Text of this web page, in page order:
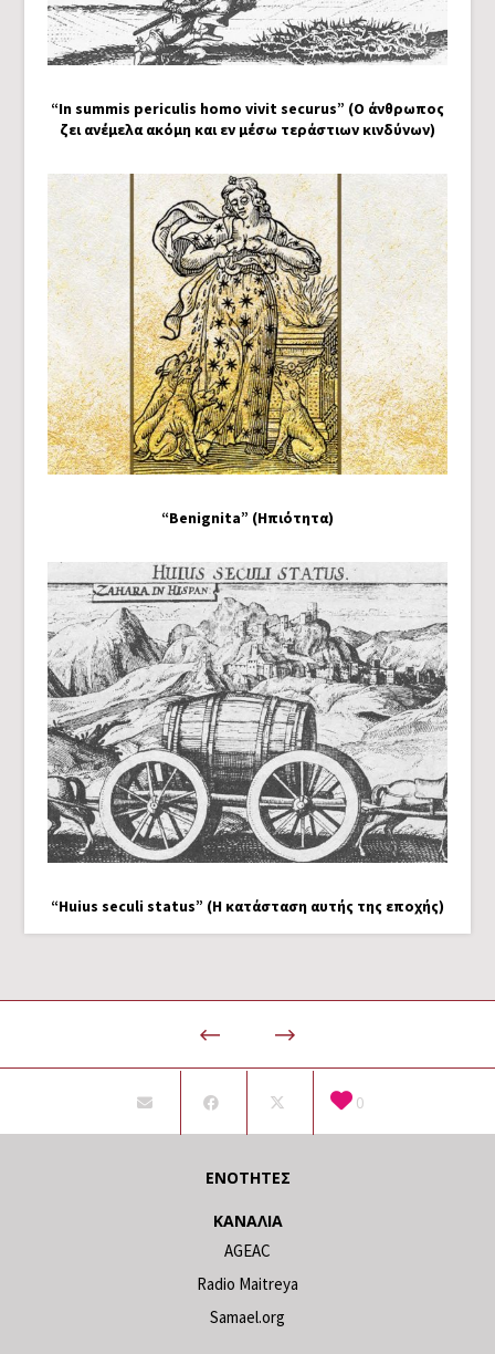
“In summis periculis homo vivit securus” (Ο άνθρωπος
ζει ανέμελα ακόμη και εν μέσω τεράστιων κινδύνων)
“Benignita” (Ηπιότητα)
“Huius seculi status” (Η κατάσταση αυτής της εποχής)
0
ΕΝΌΤΗΤΕΣ
ΚΑΝΆΛΙΑ
AGEAC
Radio Maitreya
Samael.org